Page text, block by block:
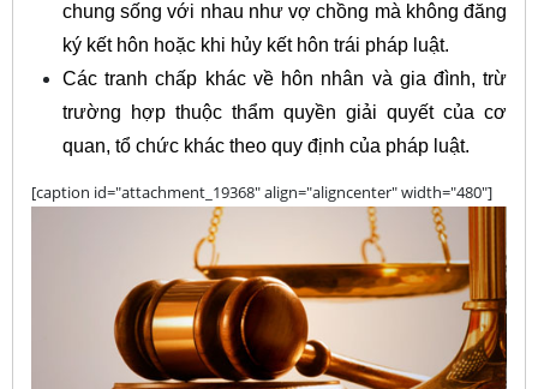
chung sống với nhau như vợ chồng mà không đăng
ký kết hôn hoặc khi hủy kết hôn trái pháp luật.
Các tranh chấp khác về hôn nhân và gia đình, trừ
trường hợp thuộc thẩm quyền giải quyết của cơ
quan, tổ chức khác theo quy định của pháp luật.
[caption id="attachment_19368" align="aligncenter" width="480"]